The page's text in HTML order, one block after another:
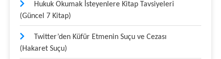
Hukuk Okumak İsteyenlere Kitap Tavsiyeleri
(Güncel 7 Kitap)
Twitter’den Küfür Etmenin Suçu ve Cezası
(Hakaret Suçu)